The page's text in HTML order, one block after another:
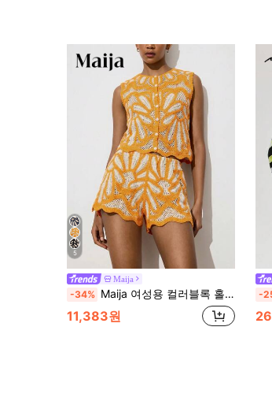
5
Maija
-34% Maija 여성용 컬러블록 홀로우 아웃 싱글 브레스트 민소매 니트 탑 가을 할로윈 캐주얼 휴가 비치 외출용
11,383원
-